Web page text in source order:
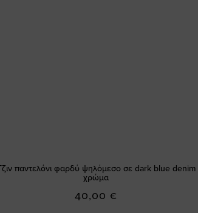
παντελόνι φαρδύ ψηλόμεσο σε dark blue denim
χρώμα
40,00 €